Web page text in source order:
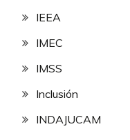
IEEA
IMEC
IMSS
Inclusión
INDAJUCAM